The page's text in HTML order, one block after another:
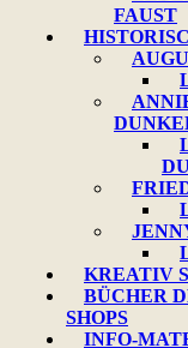
FAUST
KREATIV
BÜCHER
SHOPS
INFO-